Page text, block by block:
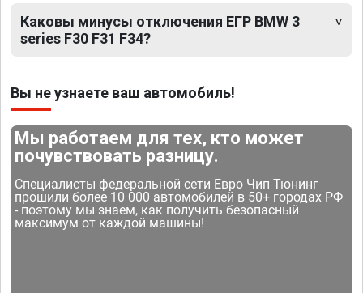
Каковы минусы отключения ЕГР BMW 3
series F30 F31 F34?
Вы не узнаете ваш автомобиль!
Мы работаем для тех, кто может
почувствовать разницу.
Специалисты федеральной сети Евро Чип Тюнинг
прошили более 10 000 автомобилей в 50+ городах РФ
- поэтому мы знаем, как получить безопасный
максимум от каждой машины!